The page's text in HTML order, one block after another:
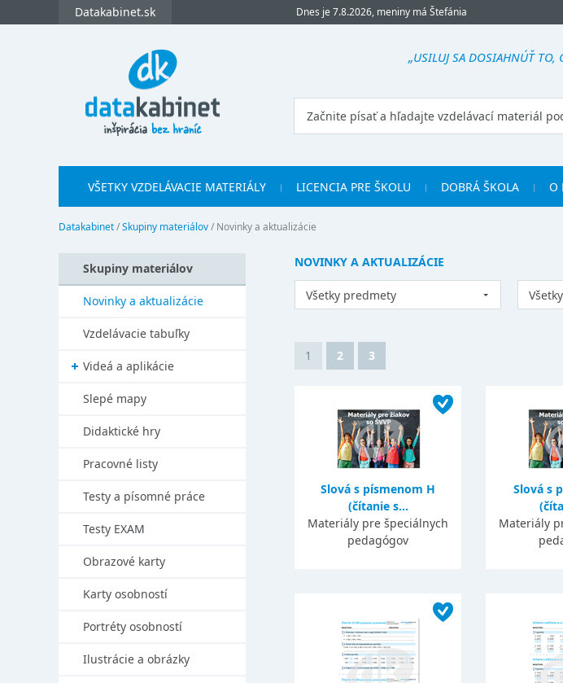
Datakabinet.sk Dnes je 7.8.2026, meniny má Štefánia
„USILUJ SA DOSIAHNÚŤ
VŠETKY VZDELÁVACIE MATERIÁLY LICENCIA PRE ŠKOLU DOBRÁ ŠKOLA O
Datakabinet/Skupiny materiálov/ Novinky a aktualizácie
NOVINKY A AKTUALIZÁCIE
Všetky predmety
1 2 3
Slová s písmenom H
(čítanie s...
Materiály pre špeciálnych
pedagógov
Slová s
Materiály
Skupiny materiálov
Novinky a aktualizácie
Vzdelávacie tabuľky
Videá a aplikácie
Slepé mapy
Didaktické hry
Pracovné listy
Testy a písomné práce
Testy EXAM
Obrazové karty
Karty osobností
Portréty osobností
Ilustrácie a obrázky